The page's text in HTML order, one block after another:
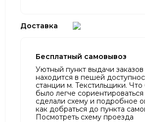
Доставка
Бесплатный самовывоз
Уютный пункт выдачи
находится в пешей
станции м. Текстильщики.
было легче
сделали схему и подробное
как добраться до пункта
Посмотреть схему проезда